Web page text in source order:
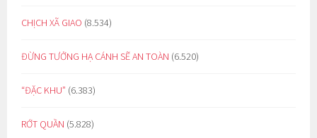
CHỊCH XÃ GIAO (8.534)
ĐỪNG TƯỞNG HẠ CÁNH SẼ AN TOÀN (6.520)
“ĐẶC KHU” (6.383)
RỚT QUẦN (5.828)